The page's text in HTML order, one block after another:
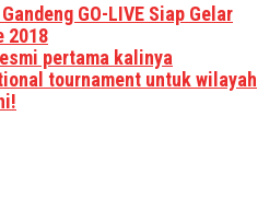
Gandeng GO-LIVE Siap Gelar
2018
pertama kalinya
tournament untuk wilayah